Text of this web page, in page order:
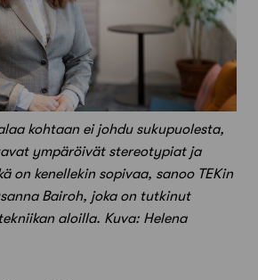
kohtaan ei johdu sukupuolesta,
ympäröivät stereotypiat ja
on kenellekin sopivaa, sanoo TEKin
Bairoh, joka on tutkinut
aloilla. Kuva: Helena